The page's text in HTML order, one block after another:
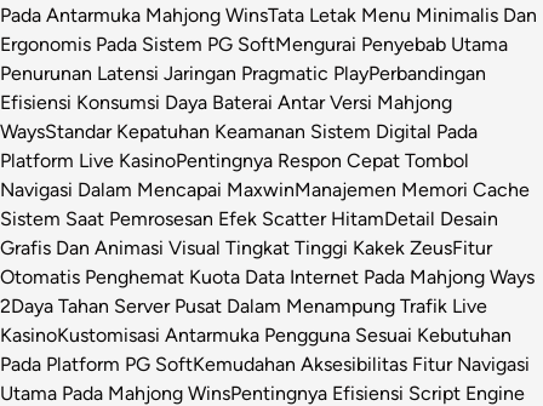
Pada Antarmuka Mahjong WinsTata Letak Menu Minimalis Dan
Ergonomis Pada Sistem PG SoftMengurai Penyebab Utama
Penurunan Latensi Jaringan Pragmatic PlayPerbandingan
Efisiensi Konsumsi Daya Baterai Antar Versi Mahjong
WaysStandar Kepatuhan Keamanan Sistem Digital Pada
Platform Live KasinoPentingnya Respon Cepat Tombol
Navigasi Dalam Mencapai MaxwinManajemen Memori Cache
Sistem Saat Pemrosesan Efek Scatter HitamDetail Desain
Grafis Dan Animasi Visual Tingkat Tinggi Kakek ZeusFitur
Otomatis Penghemat Kuota Data Internet Pada Mahjong Ways
2Daya Tahan Server Pusat Dalam Menampung Trafik Live
KasinoKustomisasi Antarmuka Pengguna Sesuai Kebutuhan
Pada Platform PG SoftKemudahan Aksesibilitas Fitur Navigasi
Utama Pada Mahjong WinsPentingnya Efisiensi Script Engine